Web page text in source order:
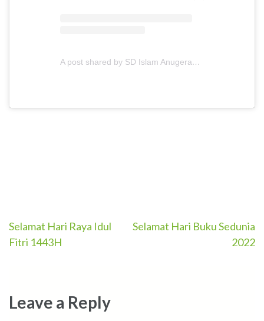
A post shared by SD Islam Anugerah Insani (@sdianugerahinsaniofficial)
Post
Selamat Hari Raya Idul
Fitri 1443H
Selamat Hari Buku Sedunia
2022
Leave a Reply